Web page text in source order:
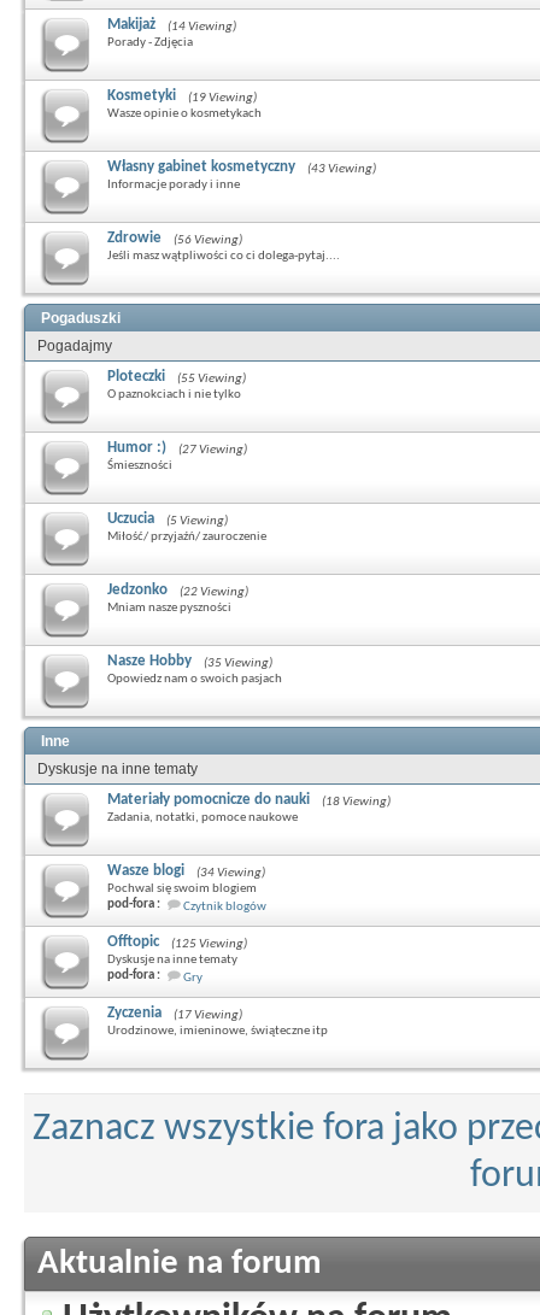
Makijaż
(14 Viewing)
Porady - Zdjęcia
Kosmetyki
(19 Viewing)
Wasze opinie o kosmetykach
Własny gabinet kosmetyczny
(43 Viewing)
Informacje porady i inne
Zdrowie
(56 Viewing)
Jeśli masz wątpliwości co ci dolega-pytaj....
Pogaduszki
Pogadajmy
Ploteczki
(55 Viewing)
O paznokciach i nie tylko
Humor :)
(27 Viewing)
Śmieszności
Uczucia
(5 Viewing)
Miłość/ przyjaźń/ zauroczenie
Jedzonko
(22 Viewing)
Mniam nasze pyszności
Nasze Hobby
(35 Viewing)
Opowiedz nam o swoich pasjach
Inne
Dyskusje na inne tematy
Materiały pomocnicze do nauki
(18 Viewing)
Zadania, notatki, pomoce naukowe
Wasze blogi
(34 Viewing)
Pochwal się swoim blogiem
pod-fora :
Czytnik blogów
Offtopic
(125 Viewing)
Dyskusje na inne tematy
pod-fora :
Gry
Zyczenia
(17 Viewing)
Urodzinowe, imieninowe, świąteczne itp
Zaznacz wszystkie fora jako
Aktualnie na forum